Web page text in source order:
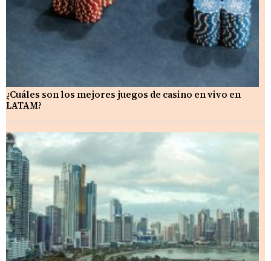
¿Cuáles son los mejores juegos de casino en vivo en
LATAM?